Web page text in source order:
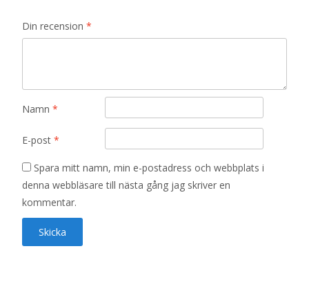
Din recension *
Namn *
E-post *
Spara mitt namn, min e-postadress och webbplats i
denna webbläsare till nästa gång jag skriver en
kommentar.